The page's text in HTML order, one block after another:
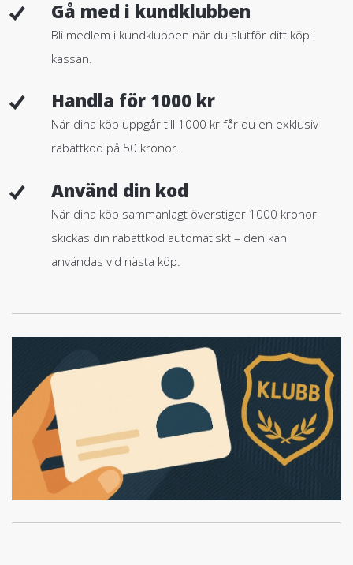
Gå med i kundklubben
Bli medlem i kundklubben när du slutför ditt köp i
kassan.
Handla för 1000 kr
När dina köp uppgår till 1000 kr får du en exklusiv
rabattkod på 50 kronor.
Använd din kod
När dina köp sammanlagt överstiger 1000 kronor
skickas din rabattkod automatiskt – den kan
användas vid nästa köp.